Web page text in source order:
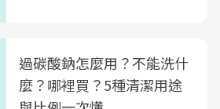
過碳酸鈉怎麼用？不能洗什
麼？哪裡買？5種清潔用途